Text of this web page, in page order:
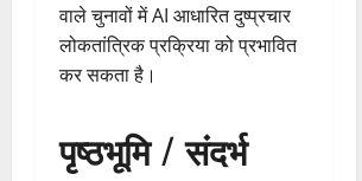
वाले चुनावों में AI आधारित दुष्प्रचार
लोकतांत्रिक प्रक्रिया को प्रभावित
कर सकता है।
पृष्ठभूमि / संदर्भ